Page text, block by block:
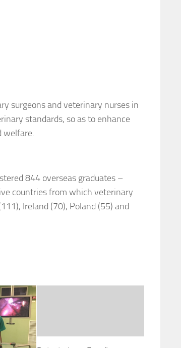
surgeons and veterinary nurses in
standards, so as to enhance
welfare.
844 overseas graduates –
countries from which veterinary
Ireland (70), Poland (55) and